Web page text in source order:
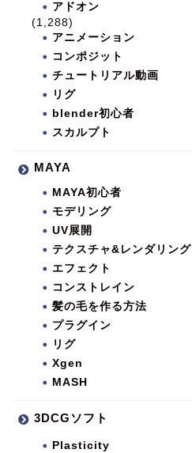
アドオン
(1,288)
アニメーション
コンポジット
チュートリアル動画
リグ
blender初心者
スカルプト
MAYA
MAYA初心者
モデリング
UV展開
テクスチャ&レンダリング
エフェクト
コンストレイン
髪の毛を作る方法
プラグイン
リグ
Xgen
MASH
3DCGソフト
Plasticity